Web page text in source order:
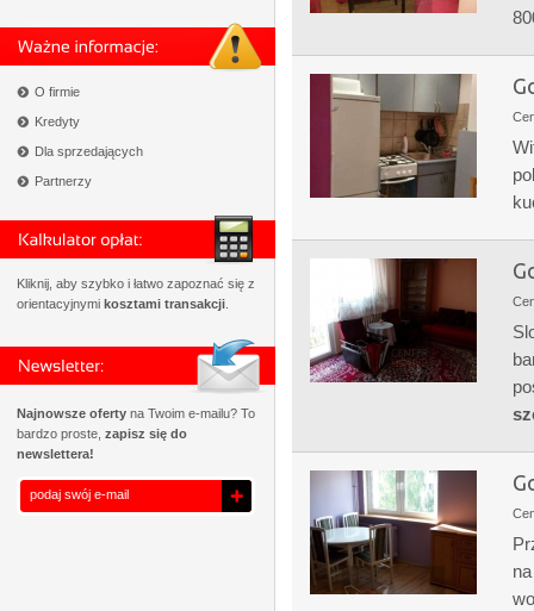
O firmie
Kredyty
Dla sprzedających
Partnerzy
Kliknij, aby szybko i łatwo zapoznać się z
orientacyjnymi kosztami transakcji
Najnowsze oferty na Twoim e-mailu? To
bardzo proste, zapisz się do
newslettera!